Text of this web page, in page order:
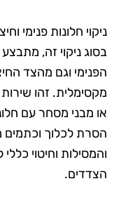
ניקוי חלונות פנימי
בסוג ניקוי זה,
הפנימי וגם מהצד
מקסימלית. זהו שירות
או מבני מסחר עם
הסרת לכלוך וכתמים
והמסילות וחיטוי
הצדדים.